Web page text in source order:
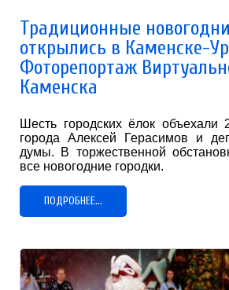
Традиционные
открылись в Каменске-
Фоторепортаж
Каменска
Шесть городских ёлок объехали
города Алексей Герасимов и
думы. В торжественной
все новогодние городки.
ПОДРОБНЕЕ...